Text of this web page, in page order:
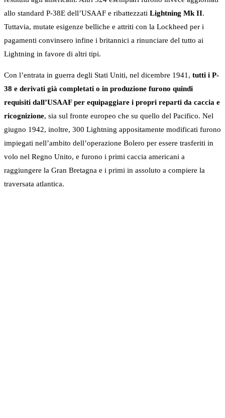
allo standard P-38E dell’USAAF e ribattezzati Lightning Mk II.
Tuttavia, mutate esigenze belliche e attriti con la Lockheed per i
pagamenti convinsero infine i britannici a rinunciare del tutto ai
Lightning in favore di altri tipi.
Con l’entrata in guerra degli Stati Uniti, nel dicembre 1941, tutti i P-
38 e derivati già completati o in produzione furono quindi
requisiti dall’USAAF per equipaggiare i propri reparti da caccia e
ricognizione, sia sul fronte europeo che su quello del Pacifico. Nel
giugno 1942, inoltre, 300 Lightning appositamente modificati furono
impiegati nell’ambito dell’operazione Bolero per essere trasferiti in
volo nel Regno Unito, e furono i primi caccia americani a
raggiungere la Gran Bretagna e i primi in assoluto a compiere la
traversata atlantica.